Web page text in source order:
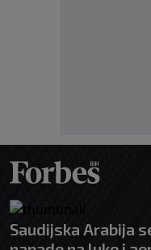
Saudijska Arabija